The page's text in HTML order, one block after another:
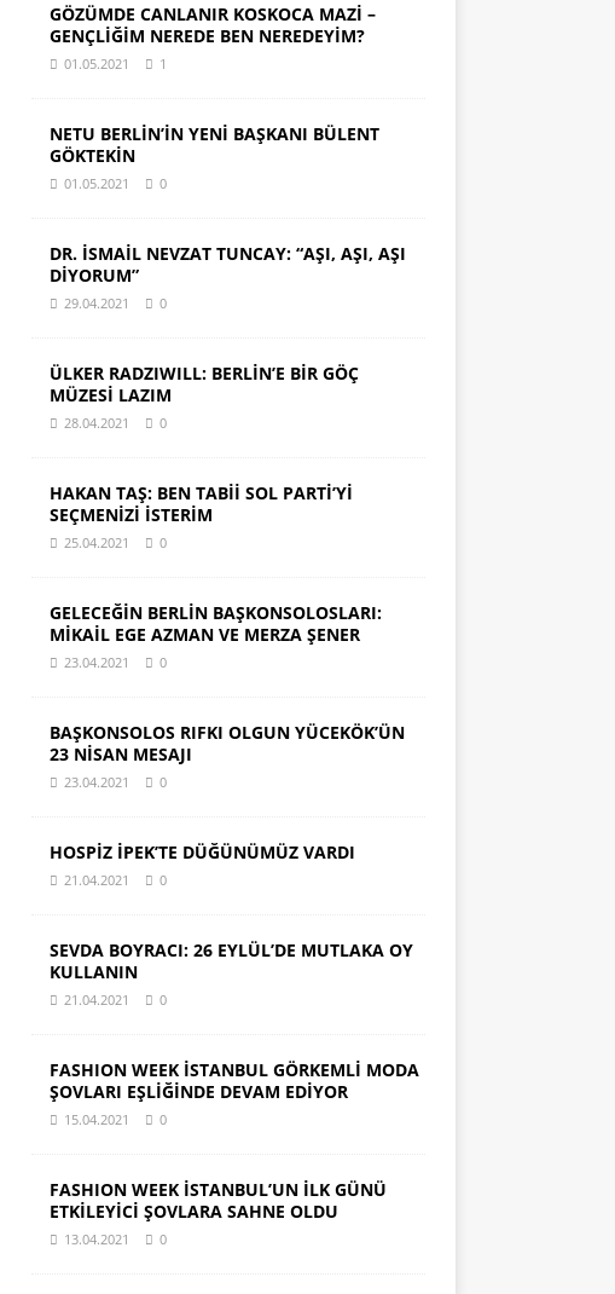
GÖZÜMDE CANLANIR KOSKOCA MAZİ –
GENÇLİĞİM NEREDE BEN NEREDEYİM?
01.05.2021 1
NETU BERLİN’İN YENİ BAŞKANI BÜLENT
GÖKTEKİN
01.05.2021 0
DR. İSMAİL NEVZAT TUNCAY: “AŞI, AŞI, AŞI
DİYORUM”
29.04.2021 0
ÜLKER RADZIWILL: BERLİN’E BİR GÖÇ
MÜZESİ LAZIM
28.04.2021 0
HAKAN TAŞ: BEN TABİİ SOL PARTİ’Yİ
SEÇMENİZİ İSTERİM
25.04.2021 0
GELECEĞİN BERLİN BAŞKONSOLOSLARI:
MİKAİL EGE AZMAN VE MERZA ŞENER
23.04.2021 0
BAŞKONSOLOS RIFKI OLGUN YÜCEKÖK’ÜN
23 NİSAN MESAJI
23.04.2021 0
HOSPİZ İPEK’TE DÜĞÜNÜMÜZ VARDI
21.04.2021 0
SEVDA BOYRACI: 26 EYLÜL’DE MUTLAKA OY
KULLANIN
21.04.2021 0
FASHION WEEK İSTANBUL GÖRKEMLİ MODA
ŞOVLARI EŞLİĞİNDE DEVAM EDİYOR
15.04.2021 0
FASHION WEEK İSTANBUL’UN İLK GÜNÜ
ETKİLEYİCİ ŞOVLARA SAHNE OLDU
13.04.2021 0